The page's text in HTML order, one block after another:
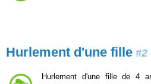
Hurlement d'une fille #2
Hurlement d'une fille de 4